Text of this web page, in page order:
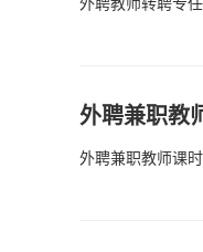
外聘教师转聘专
外聘兼职教
外聘兼职教师课